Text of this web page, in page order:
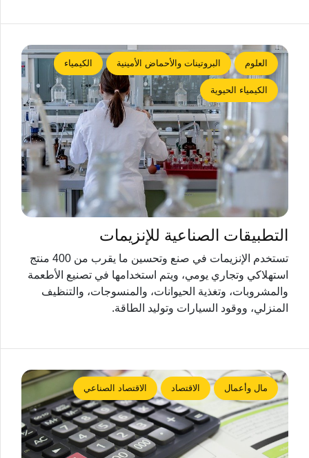
العلوم البروتينات والأحماض الأمينية الكيمياء
الكيمياء الحيوية
التطبيقات الصناعية للإنزيمات
تستخدم الإنزيمات في صنع وتحسين ما يقرب من 400 منتج
استهلاكي وتجاري يومي، ويتم استخدامها في تصنيع الأطعمة
والمشروبات، وتغذية الحيوانات، والمنسوجات، والتنظيف
المنزلي، ووقود السيارات وتوليد الطاقة.
مال وأعمال الاقتصاد الاقتصاد الصناعي